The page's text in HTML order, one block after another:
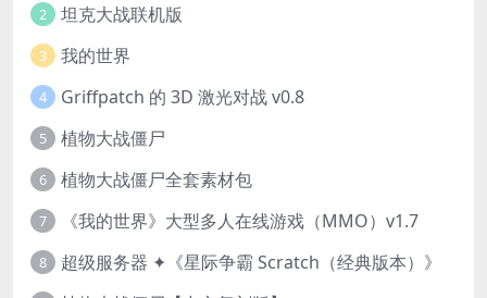
2 坦克大战联机版
3 我的世界
4 Griffpatch 的 3D 激光对战 v0.8
5 植物大战僵尸
6 植物大战僵尸全套素材包
7 《我的世界》大型多人在线游戏（MMO）v1.7
8 超级服务器 ✦《星际争霸 Scratch（经典版本）》